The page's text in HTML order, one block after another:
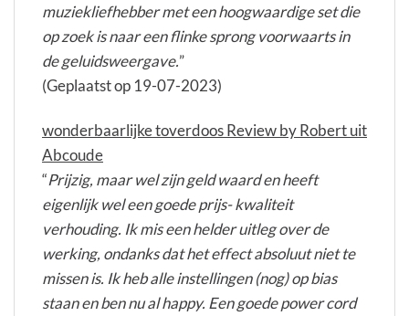
muziekliefhebber met een hoogwaardige set die
op zoek is naar een flinke sprong voorwaarts in
de geluidsweergave.”
(Geplaatst op 19-07-2023)
wonderbaarlijke toverdoos Review by Robert uit
Abcoude
“Prijzig, maar wel zijn geld waard en heeft
eigenlijk wel een goede prijs- kwaliteit
verhouding. Ik mis een helder uitleg over de
werking, ondanks dat het effect absoluut niet te
missen is. Ik heb alle instellingen (nog) op bias
staan en ben nu al happy. Een goede power cord